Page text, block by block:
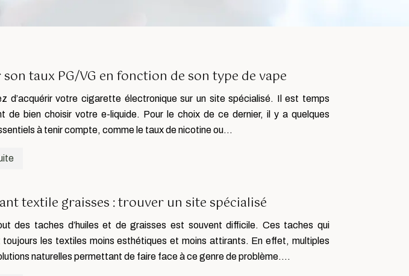
taux PG/VG en fonction de son type de vape
d’acquérir votre cigarette électronique sur un site spécialisé. Il est temps
de bien choisir votre e-liquide. Pour le choix de ce dernier, il y a quelques
à tenir compte, comme le taux de nicotine ou…
textile graisses : trouver un site spécialisé
des taches d’huiles et de graisses est souvent difficile. Ces taches qui
toujours les textiles moins esthétiques et moins attirants. En effet, multiples
naturelles permettant de faire face à ce genre de problème….